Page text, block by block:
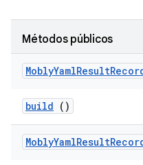
Métodos públicos
MoblyYamlResult
build ()
MoblyYamlResult